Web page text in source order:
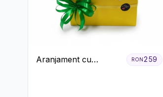
Aranjament cu
RON259